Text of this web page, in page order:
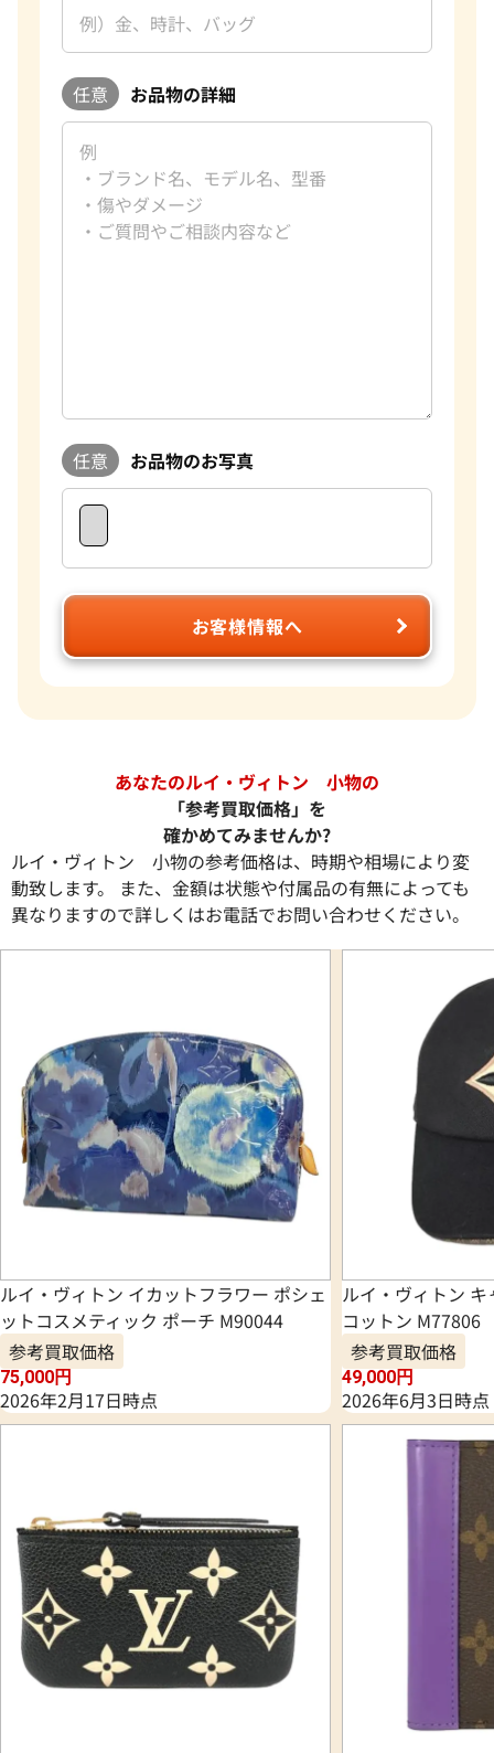
任意 お品物の詳細
任意 お品物のお写真
お客様情報へ
あなたのルイ・ヴィトン 小物の
「参考買取価格」を
確かめてみませんか?
ルイ・ヴィトン 小物の参考価格は、時期や相場により変
動致します。 また、金額は状態や付属品の有無によっても
異なりますので詳しくはお電話でお問い合わせください。
ルイ・ヴィトン イカットフラワー ポシェ
ットコスメティック ポーチ M90044
参考買取価格
75,000円
2026年2月17日時点
ルイ・ヴィトン
コットン M77806
参考買取価格
49,000円
2026年6月3日時点